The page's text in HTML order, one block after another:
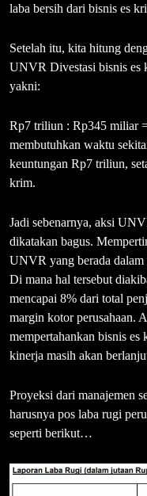
laba bersih dari bisnis es
Setelah itu, kita hitung
UNVR Divestasi bisnis es
yakni:
Rp7 triliun : Rp345 miliar
membutuhkan waktu
keuntungan Rp7 triliun,
krim.
Jadi sebenarnya, aksi
dikatakan bagus.
UNVR yang berada dalam
Di mana hal tersebut
mencapai 8% dari total
margin kotor perusahaan.
mempertahankan bisnis
kinerja masih akan
Proyeksi dari manajemen
harusnya pos laba rugi
seperti berikut…